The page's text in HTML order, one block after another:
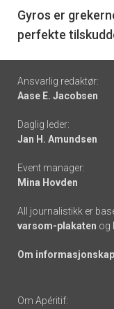
6
Gyros er
perfekte
Footer
-
links
Ansvarlig redaktør:
Aase E. Jacobsen
Daglig leder:
Jan H. Amundsen
Event manager:
Mina Hovden
All journalistikk er
varsom-plakaten og
Om
Om Apéritif: